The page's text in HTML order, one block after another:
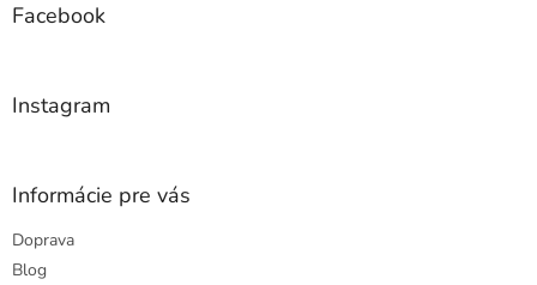
Facebook
Instagram
Informácie pre vás
Doprava
Blog